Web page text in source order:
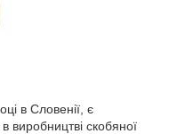
в Словенії, є
виробництві скобяної